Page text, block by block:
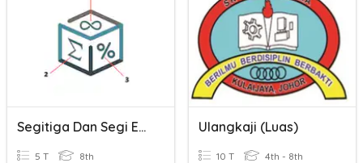
Segitiga Dan Segi Empat
5 T 8th
Ulangkaji (Luas)
10 T 4th - 8th